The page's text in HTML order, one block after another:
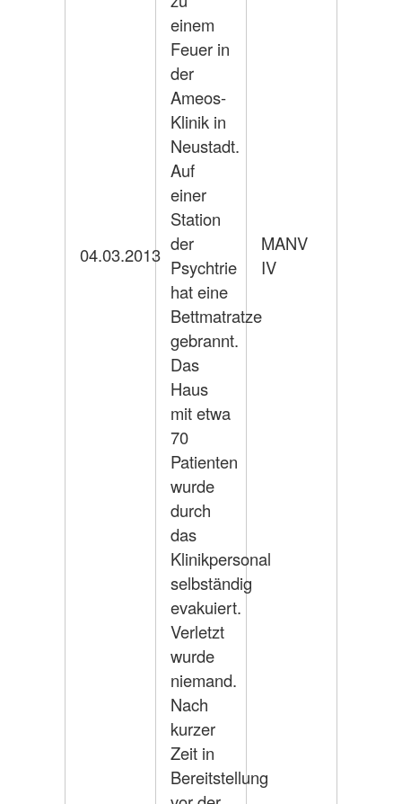
04.03.2013
einem
Feuer in
der
Ameos-
Klinik in
Neustadt.
Auf
einer
Station
der
Psychtrie
hat eine
Bettmatratze
gebrannt.
Das
Haus
mit etwa
70
Patienten
wurde
durch
das
Klinikpersonal
selbständig
evakuiert.
Verletzt
wurde
niemand.
Nach
kurzer
Zeit in
Bereitstellung
MANV
IV